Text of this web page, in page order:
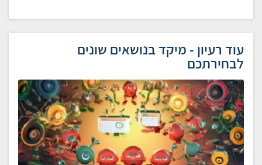
עוד רעיון - מיקד בנושאים שונים
לבחירתכם